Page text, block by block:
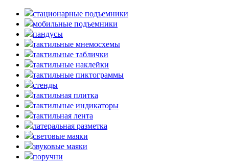
стационарные подъемники
мобильные подъемники
пандусы
тактильные мнемосхемы
тактильные таблички
тактильные наклейки
тактильные пиктограммы
стенды
тактильная плитка
тактильные индикаторы
тактильная лента
латеральная разметка
световые маяки
звуковые маяки
поручни